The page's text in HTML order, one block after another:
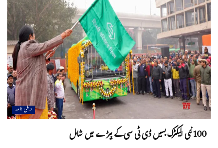
دہلی نامہ
100 نئی الیکٹرک بسیں ڈی ٹی سی کے بیڑے میں شامل